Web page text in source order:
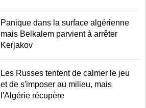
Panique dans la surface algérienne
mais Belkalem parvient à arrêter
Kerjakov
Les Russes tentent de calmer le jeu
et de s'imposer au milieu, mais
l'Algérie récupère